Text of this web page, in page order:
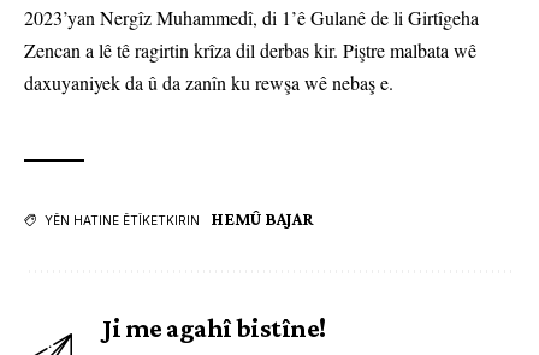
2023’yan Nergîz Muhammedî, di 1’ê Gulanê de li Girtîgeha
Zencan a lê tê ragirtin krîza dil derbas kir. Piştre malbata wê
daxuyaniyek da û da zanîn ku rewşa wê nebaş e.
YÊN HATINE ÊTÎKETKIRIN HEMÛ BAJAR
Ji me agahî bistîne!